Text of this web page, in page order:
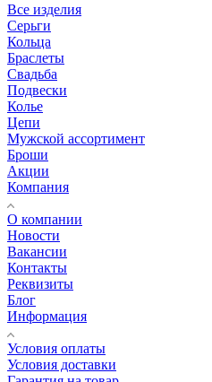
Все изделия
Серьги
Кольца
Браслеты
Свадьба
Подвески
Колье
Цепи
Мужской ассортимент
Броши
Акции
Компания
О компании
Новости
Вакансии
Контакты
Реквизиты
Блог
Информация
Условия оплаты
Условия доставки